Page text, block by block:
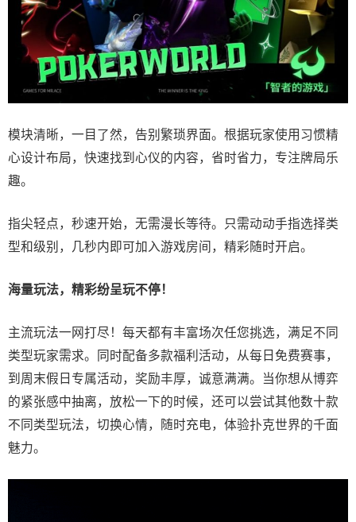
模块清晰，一目了然，告别繁琐界面。根据玩家使用习惯精
心设计布局，快速找到心仪的内容，省时省力，专注牌局乐
趣。
指尖轻点，秒速开始，无需漫长等待。只需动动手指选择类
型和级别，几秒内即可加入游戏房间，精彩随时开启。
海量玩法，精彩纷呈玩不停！
主流玩法一网打尽！每天都有丰富场次任您挑选，满足不同
类型玩家需求。同时配备多款福利活动，从每日免费赛事，
到周末假日专属活动，奖励丰厚，诚意满满。当你想从博弈
的紧张感中抽离，放松一下的时候，还可以尝试其他数十款
不同类型玩法，切换心情，随时充电，体验扑克世界的千面
魅力。